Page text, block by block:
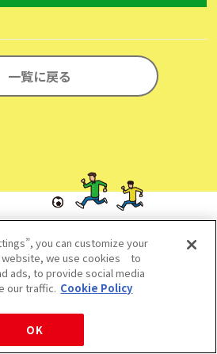
一覧に戻る
on Houseを
アしよう！
you can customize your
website, we use cookies to
ads, to provide social media
our traffic. Cookie Policy
OK